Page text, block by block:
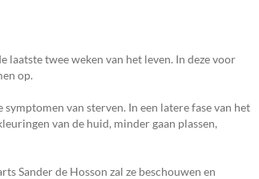
laatste twee weken van het leven. In deze voor
op.
van sterven. In een latere fase van het
van de huid, minder gaan plassen,
Sander de Hosson zal ze beschouwen en